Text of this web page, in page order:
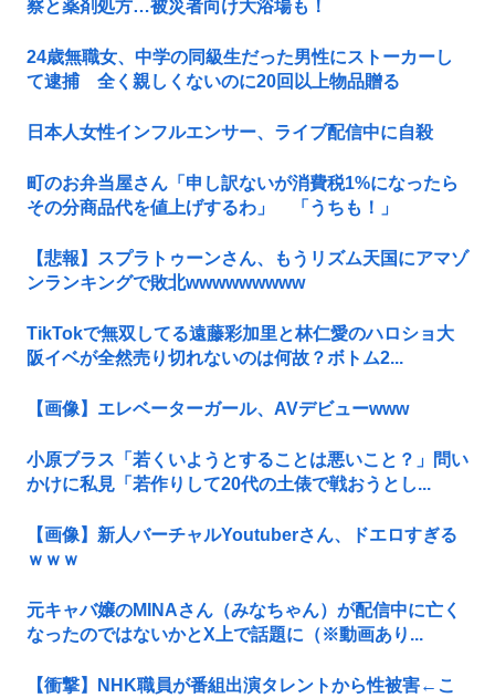
察と薬剤処方…被災者向け大浴場も！
24歳無職女、中学の同級生だった男性にストーカーし
て逮捕 全く親しくないのに20回以上物品贈る
日本人女性インフルエンサー、ライブ配信中に自殺
町のお弁当屋さん「申し訳ないが消費税1%になったら
その分商品代を値上げするわ」 「うちも！」
【悲報】スプラトゥーンさん、もうリズム天国にアマゾ
ンランキングで敗北wwwwwwwww
TikTokで無双してる遠藤彩加里と林仁愛のハロショ大
阪イベが全然売り切れないのは何故？ボトム2...
【画像】エレベーターガール、AVデビューwww
小原ブラス「若くいようとすることは悪いこと？」問い
かけに私見「若作りして20代の土俵で戦おうとし...
【画像】新人バーチャルYoutuberさん、ドエロすぎる
ｗｗｗ
元キャバ嬢のMINAさん（みなちゃん）が配信中に亡く
なったのではないかとX上で話題に（※動画あり...
【衝撃】NHK職員が番組出演タレントから性被害←こ